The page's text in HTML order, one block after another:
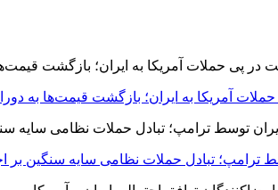
آمریکا به ایران؛ بازگشت قیمت‌ها به
ترامپ؛ تبادل حملات نظامی سایه سنگین بر